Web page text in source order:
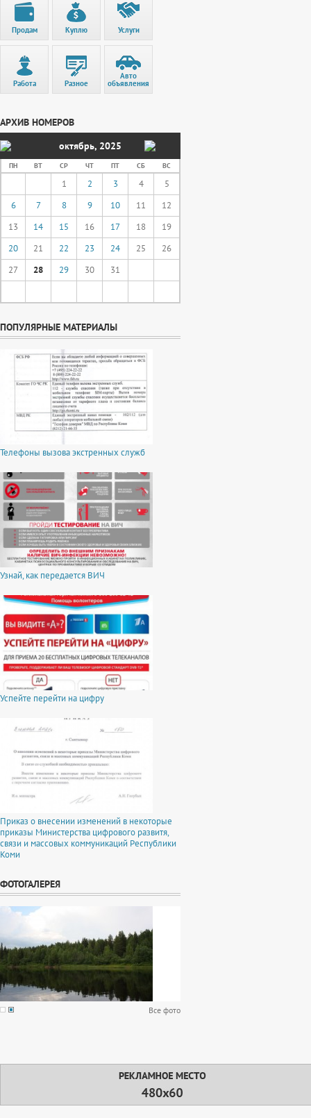
Продам Куплю Услуги
Работа Разное
Авто
объявления
АРХИВ НОМЕРОВ
октябрь, 2025
ПН ВТ СР ЧТ ПТ СБ ВС
1 2 3 4
5
6
7 8 9 10 11
12
13
14 15 16 17 18
19
20
21 22 23 24 25
26
27
28 29 30 31
ПОПУЛЯРНЫЕ МАТЕРИАЛЫ
Телефоны вызова экстренных служб
Узнай, как передается ВИЧ
Успейте перейти на цифру
Приказ о внесении изменений в некоторые
приказы Министерства цифрового развитя,
связи и массовых коммуникаций Республики
Коми
ФОТОГАЛЕРЕЯ
Все фото